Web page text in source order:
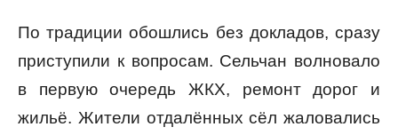
По традиции обошлись без докладов, сразу
приступили к вопросам. Сельчан волновало
в первую очередь ЖКХ, ремонт дорог и
жильё. Жители отдалённых сёл жаловались